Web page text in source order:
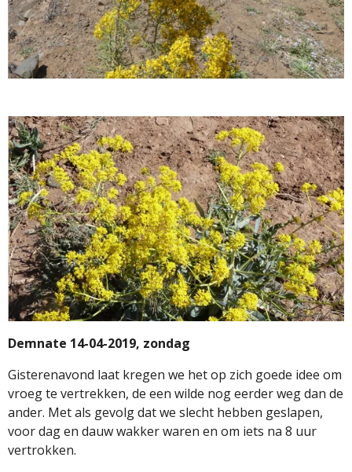
Demnate 14-04-2019, zondag
Gisterenavond laat kregen we het op zich goede idee om
vroeg te vertrekken, de een wilde nog eerder weg dan de
ander. Met als gevolg dat we slecht hebben geslapen,
voor dag en dauw wakker waren en om iets na 8 uur
vertrokken.